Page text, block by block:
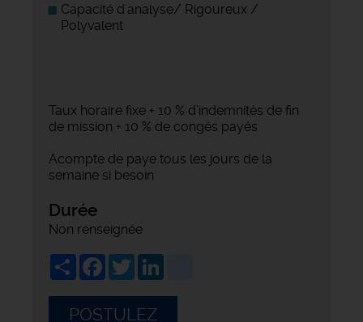
Capacité d'analyse/ Rigoureux /
Polyvalent
Taux horaire fixe + 10 % d’indemnités de fin
de mission + 10 % de congés payés
Acompte de paye tous les jours de la
semaine si besoin
Durée
Non renseignée
ShareFacebook
Twitter
POSTULEZ